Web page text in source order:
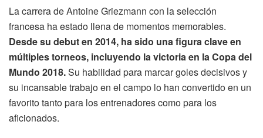
La carrera de Antoine Griezmann con la selección
francesa ha estado llena de momentos memorables.
Desde su debut en 2014, ha sido una figura clave en
múltiples torneos, incluyendo la victoria en la Copa del
Mundo 2018.Su habilidad para marcar goles decisivos y
su incansable trabajo en el campo lo han convertido en un
favorito tanto para los entrenadores como para los
aficionados.